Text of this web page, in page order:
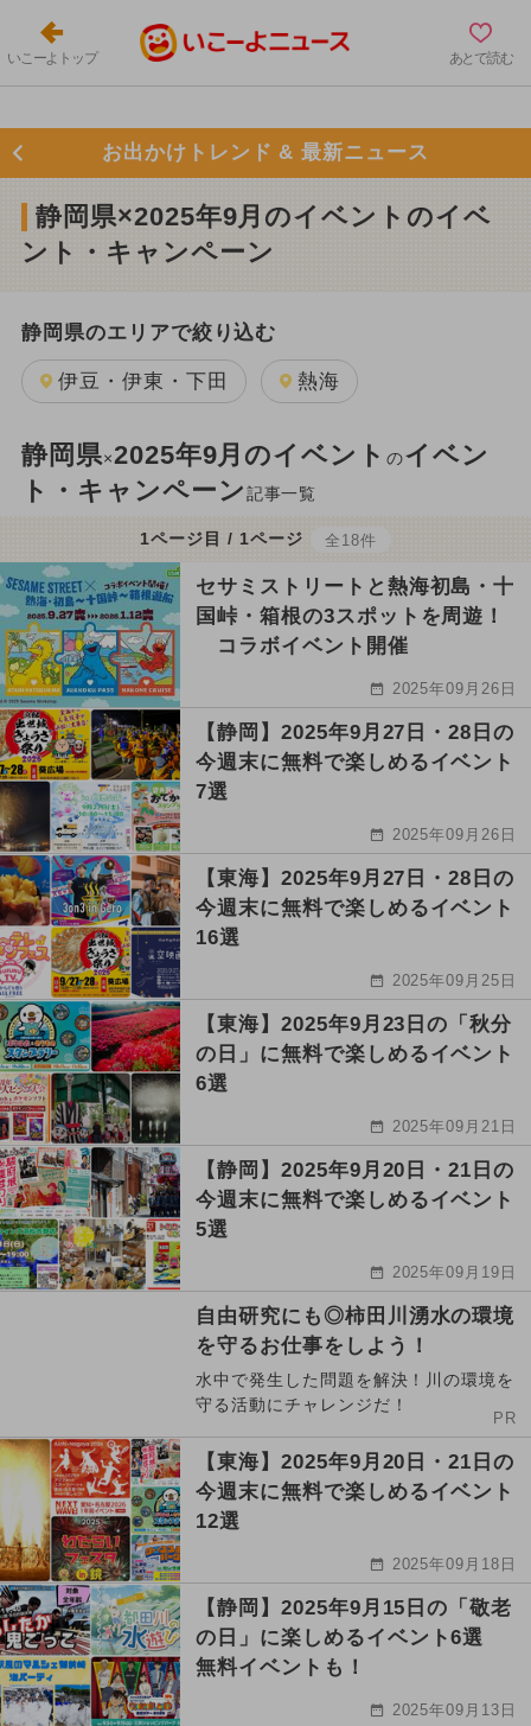
いこーよトップ あとで読む
お出かけトレンド & 最新ニュース
静岡県×2025年9月のイベントのイベ
ント・キャンペーン
静岡県のエリアで絞り込む
伊豆・伊東・下田 熱海
静岡県×2025年9月のイベントのイベン
ト・キャンペーン記事一覧
1ページ目 / 1ページ 全18件
セサミストリートと熱海初島・十
国峠・箱根の3スポットを周遊！
コラボイベント開催
2025年09月26日
【静岡】2025年9月27日・28日の
今週末に無料で楽しめるイベント
7選
2025年09月26日
【東海】2025年9月27日・28日の
今週末に無料で楽しめるイベント
16選
2025年09月25日
【東海】2025年9月23日の「秋分
の日」に無料で楽しめるイベント
6選
2025年09月21日
【静岡】2025年9月20日・21日の
今週末に無料で楽しめるイベント
5選
2025年09月19日
自由研究にも◎柿田川湧水の環境
を守るお仕事をしよう！
水中で発生した問題を解決！川の環境を
守る活動にチャレンジだ！
PR
【東海】2025年9月20日・21日の
今週末に無料で楽しめるイベント
12選
2025年09月18日
【静岡】2025年9月15日の「敬老
の日」に楽しめるイベント6選
無料イベントも！
2025年09月13日